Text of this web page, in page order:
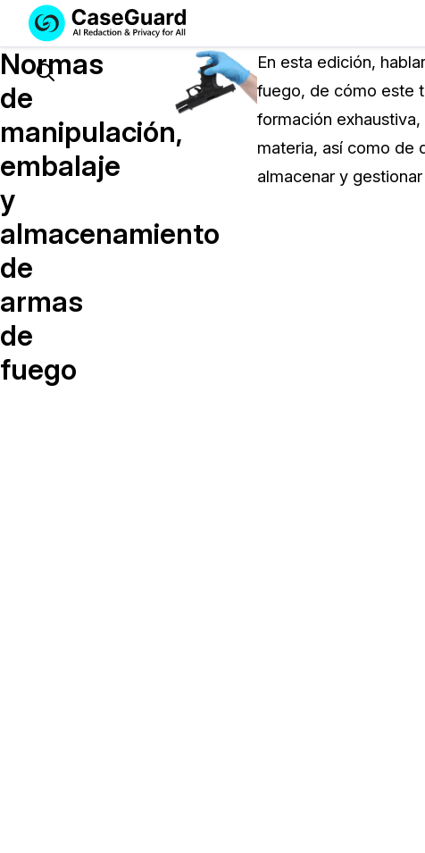
Servicios
SUSCRÍBASE
CASEGUARD
O
SUS
Soluciones
Search
Normas
de
manipulación,
embalaje
y
almacenamiento
de
armas
de
fuego
En esta edición,
fuego, de cómo este
formación
materia, así como de
almacenar y